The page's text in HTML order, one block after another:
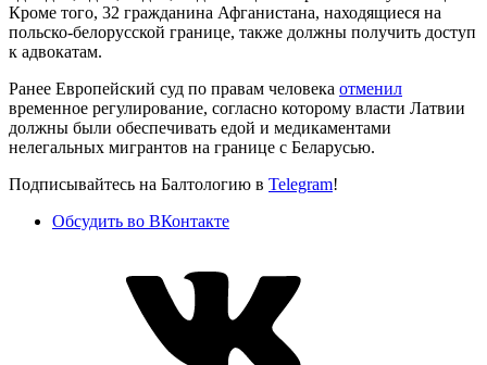
Кроме того, 32 гражданина Афганистана, находящиеся на
польско-белорусской границе, также должны получить доступ
к адвокатам.
Ранее Европейский суд по правам человека отменил
временное регулирование, согласно которому власти Латвии
должны были обеспечивать едой и медикаментами
нелегальных мигрантов на границе с Беларусью.
Подписывайтесь на Балтологию в Telegram!
Обсудить во ВКонтакте